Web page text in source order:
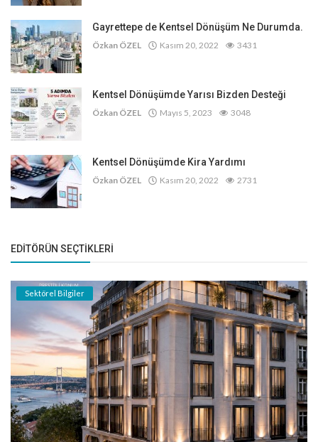
Gayrettepe de Kentsel Dönüşüm Ne Durumda.
Özkan ÖZEL Kasım 20, 2022 3431
Kentsel Dönüşümde Yarısı Bizden Desteği
Özkan ÖZEL Mayıs 5, 2023 3048
Kentsel Dönüşümde Kira Yardımı
Özkan ÖZEL Kasım 20, 2022 2731
EDITÖRÜN SEÇTIKLERI
Sektörel Bilgiler